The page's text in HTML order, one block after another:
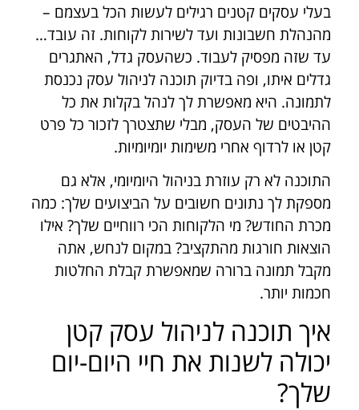
בעלי עסקים קטנים רגילים לעשות הכל בעצמם –
מהנהלת חשבונות ועד לשירות לקוחות. זה עובד…
עד שזה מפסיק לעבוד. כשהעסק גדל, האתגרים
גדלים איתו, ופה בדיוק תוכנה לניהול עסק נכנסת
לתמונה. היא מאפשרת לך לנהל בקלות את כל
ההיבטים של העסק, מבלי שתצטרך לזכור כל פרט
קטן או לרדוף אחרי משימות יומיומיות.
התוכנה לא רק עוזרת בניהול היומיומי, אלא גם
מספקת לך נתונים חשובים על הביצועים שלך: כמה
מכרת החודש? מי הלקוחות הכי רווחיים שלך? אילו
הוצאות חורגות מהתקציב? במקום לנחש, אתה
מקבל תמונה ברורה שמאפשרת קבלת החלטות
חכמות יותר.
איך תוכנה לניהול עסק קטן
יכולה לשנות את חיי היום-יום
שלך?